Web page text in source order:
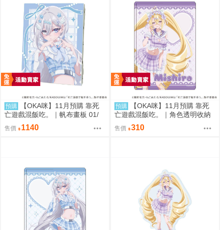
預購
【OKA咪】11月預購 靠死
亡遊戲混飯吃。｜帆布畫板 01/
(新繪插畫) (幽鬼)
售價 1140
預購
【OKA咪】11月預購 靠死
亡遊戲混飯吃。｜角色透明收納
夾 02/ (新繪插畫) (御城)
售價 310